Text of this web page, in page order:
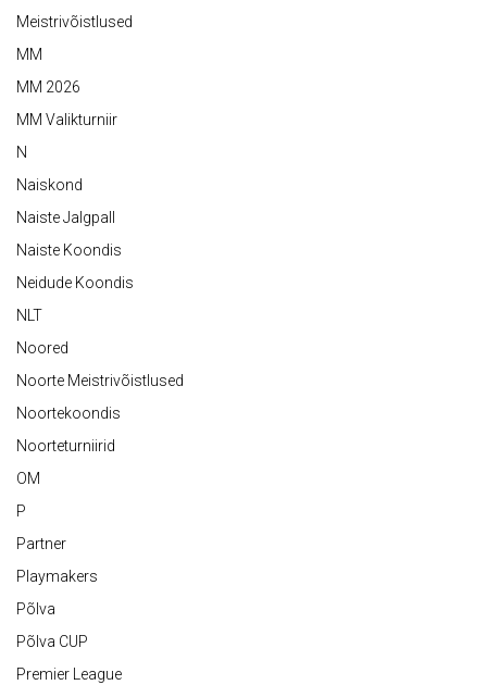
Meistrivõistlused
MM
MM 2026
MM Valikturniir
N
Naiskond
Naiste Jalgpall
Naiste Koondis
Neidude Koondis
NLT
Noored
Noorte Meistrivõistlused
Noortekoondis
Noorteturniirid
OM
P
Partner
Playmakers
Põlva
Põlva CUP
Premier League